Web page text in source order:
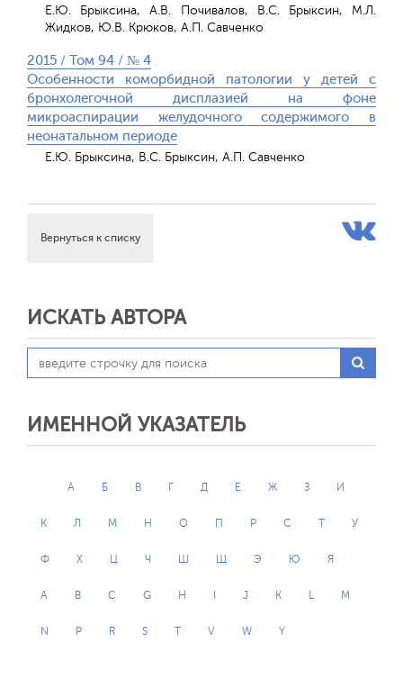
Е.Ю. Брыксина, А.В. Почивалов, В.С. Брыксин, М.Л.
Жидков, Ю.В. Крюков, А.П. Савченко
2015 / Том 94 / № 4
Особенности коморбидной патологии у детей с
бронхолегочной дисплазией на фоне
микроаспирации желудочного содержимого в
неонатальном периоде
Е.Ю. Брыксина, В.С. Брыксин, А.П. Савченко
Вернуться к списку
ИСКАТЬ АВТОРА
ИМЕННОЙ УКАЗАТЕЛЬ
А Б В Г Д Е Ж З И
К Л М Н О П Р С Т У
Ф Х Ц Ч Ш Щ Э Ю Я
A B C G H J K L M
N P R S T V W Y